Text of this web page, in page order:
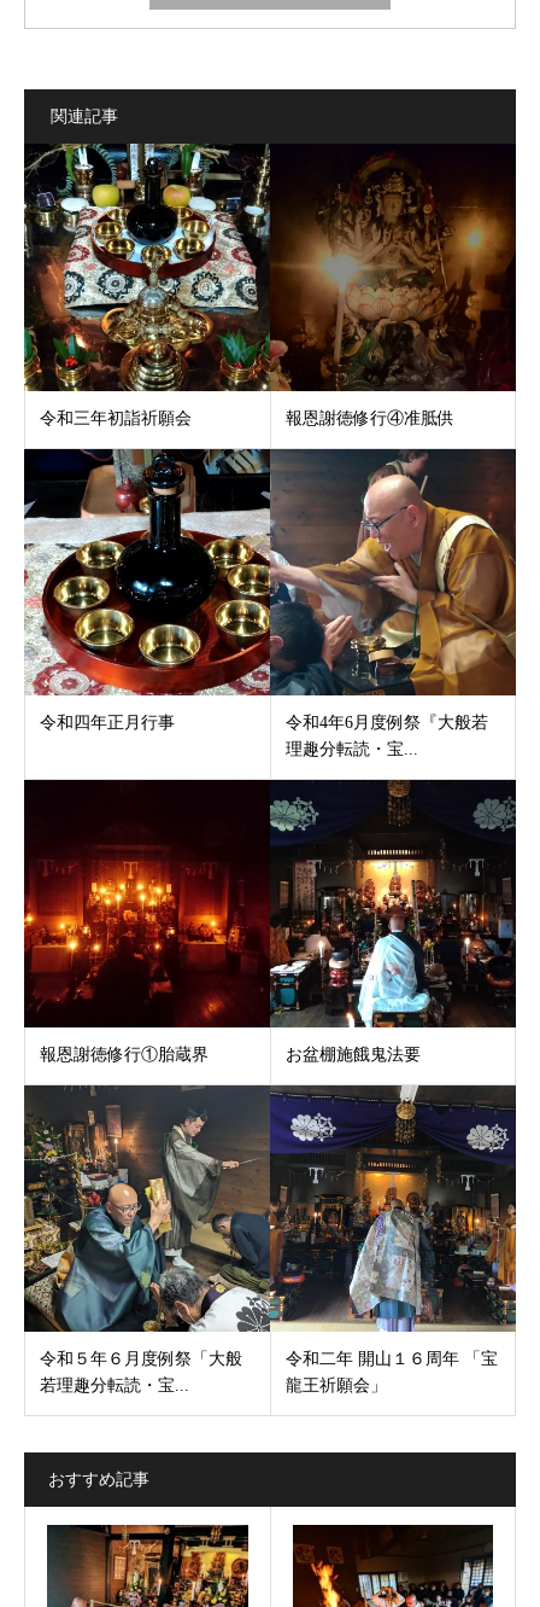
関連記事
令和三年初詣祈願会 報恩謝徳修行④准胝供
令和四年正月行事
令和4年6月度例祭『大般若
理趣分転読・宝...
報恩謝徳修行①胎蔵界 お盆棚施餓鬼法要
令和５年６月度例祭「大般
若理趣分転読・宝...
令和二年 開山１６周年 「宝
龍王祈願会」
おすすめ記事